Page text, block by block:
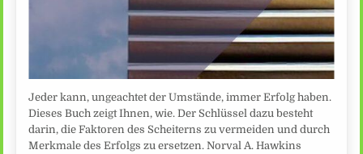
Jeder kann, ungeachtet der Umstände, immer Erfolg haben.
Dieses Buch zeigt Ihnen, wie. Der Schlüssel dazu besteht
darin, die Faktoren des Scheiterns zu vermeiden und durch
Merkmale des Erfolgs zu ersetzen. Norval A. Hawkins